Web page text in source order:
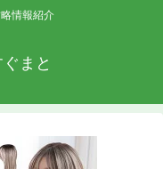
情報紹介
まと